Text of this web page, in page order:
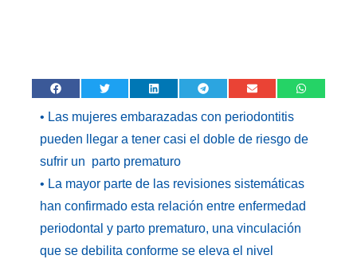
• Las mujeres embarazadas con periodontitis
pueden llegar a tener casi el doble de riesgo de
sufrir un parto prematuro
• La mayor parte de las revisiones sistemáticas
han confirmado esta relación entre enfermedad
periodontal y parto prematuro, una vinculación
que se debilita conforme se eleva el nivel